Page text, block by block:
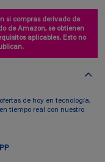
si compras derivado de
de Amazon, se obtienen
aplicables. Esto no
de hoy en tecnología,
tiempo real con nuestro